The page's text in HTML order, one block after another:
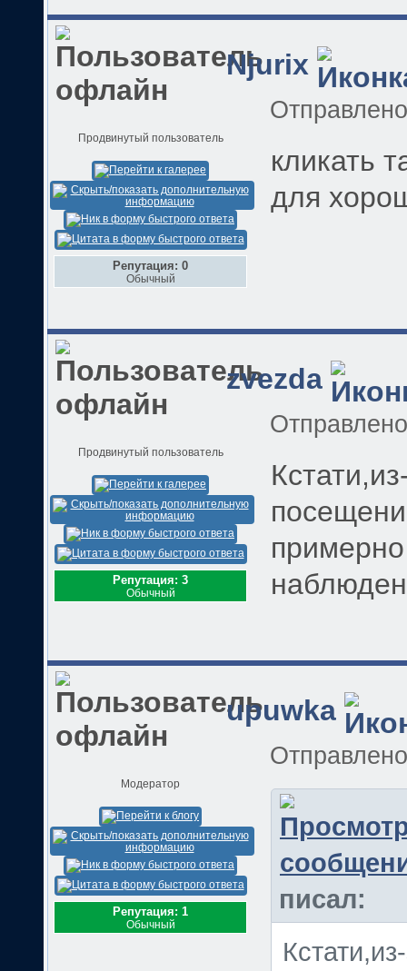
Njurix
Продвинутый пользователь
Репутация: 0
Обычный
кликать
для
zvezda
Продвинутый пользователь
Репутация: 3
Обычный
upuwka
Модератор
Репутация: 1
Обычный
писал: